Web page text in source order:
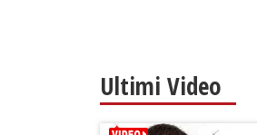
Ultimi Video